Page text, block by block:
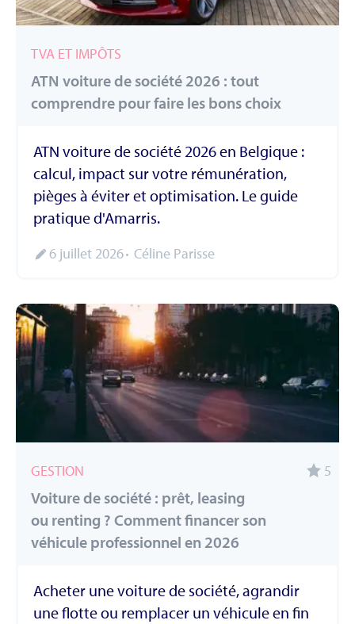
TVA ET IMPÔTS
ATN voiture de société 2026 : tout
comprendre pour faire les bons choix
ATN voiture de société 2026 en Belgique :
calcul, impact sur votre rémunération,
pièges à éviter et optimisation. Le guide
pratique d'Amarris.
6 juillet 2026 Céline Parisse
GESTION 5
Voiture de société : prêt, leasing
ou renting ? Comment financer son
véhicule professionnel en 2026
Acheter une voiture de société, agrandir
une flotte ou remplacer un véhicule en fin